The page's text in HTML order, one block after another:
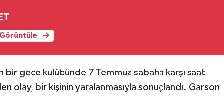
gece kulübünde 7 Temmuz sabaha karşı saat
olay, bir kişinin yaralanmasıyla sonuçlandı. Garson